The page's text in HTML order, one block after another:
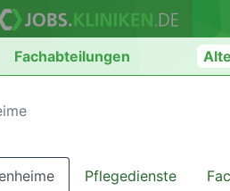
Fachabteilungen
Pflegedienste